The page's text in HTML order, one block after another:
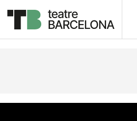
Descripció Fitxa artística